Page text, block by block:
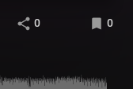
0 0